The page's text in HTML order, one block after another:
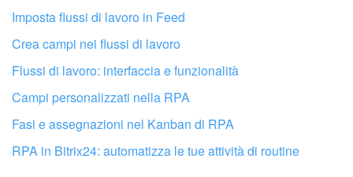
Imposta flussi di lavoro in Feed
Crea campi nei flussi di lavoro
Flussi di lavoro: interfaccia e funzionalità
Campi personalizzati nella RPA
Fasi e assegnazioni nel Kanban di RPA
RPA in Bitrix24: automatizza le tue attività di routine